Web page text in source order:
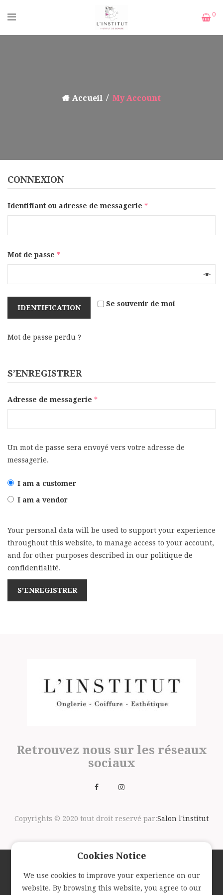
0
Accueil My Account
CONNEXION
Identifiant ou adresse de messagerie *
Mot de passe *
Se souvenir de moi
IDENTIFICATION
Mot de passe perdu ?
S’ENREGISTRER
Adresse de messagerie *
Un mot de passe sera envoyé vers votre adresse de
messagerie.
I am a customer
I am a vendor
Your personal data will be used to support your experience
throughout this website, to manage access to your account,
and for other purposes described in our politique de
confidentialité.
S’ENREGISTRER
Retrouvez nous sur les réseaux
sociaux
Copyrights © 2020 tout droit reservé par:Salon l'institut
Suivez nous avec la newsletter
Cookies Notice
We use cookies to improve your experience on our
website. By browsing this website, you agree to our